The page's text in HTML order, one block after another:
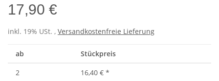
17,90 €
inkl. 19% USt. , Versandkostenfreie Lieferung
ab Stückpreis
2 16,40 € *